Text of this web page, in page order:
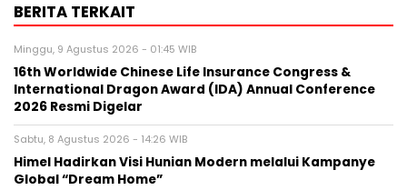
BERITA TERKAIT
Minggu, 9 Agustus 2026 - 01:45 WIB
16th Worldwide Chinese Life Insurance Congress &
International Dragon Award (IDA) Annual Conference
2026 Resmi Digelar
Sabtu, 8 Agustus 2026 - 14:26 WIB
Himel Hadirkan Visi Hunian Modern melalui Kampanye
Global “Dream Home”